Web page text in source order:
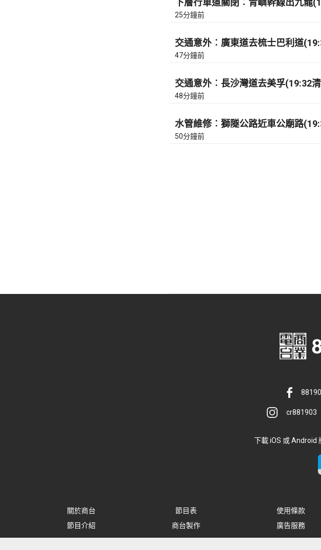
下層行車道關閉︰青嶼幹線出九龍
25分鐘前
交通意外︰廣東道去梳士巴利道
47分鐘前
交通意外︰長沙灣道去美孚(19:32
48分鐘前
水管維修︰獅隧公路近車公廟路
50分鐘前
cr881903
下載 iOS 或 Android
關於商台 節目表 使用條款
節目介紹
商台製作 廣告服務